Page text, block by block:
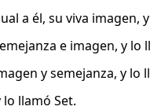
a él, su viva imagen,
e imagen, y lo
y semejanza, y lo
llamó Set.